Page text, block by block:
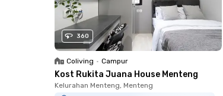
360
Coliving • Campur
Kost Rukita Juana House Menteng
Kelurahan Menteng, Menteng